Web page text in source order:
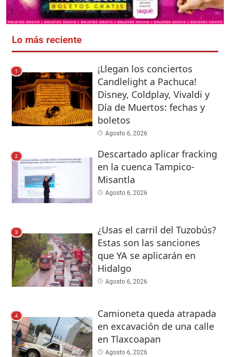
Lo más reciente
1
¡Llegan los conciertos
Candlelight a Pachuca!
Disney, Coldplay, Vivaldi y
Día de Muertos: fechas y
boletos
Agosto 6, 2026
2
Descartado aplicar fracking
en la cuenca Tampico-
Misantla
Agosto 6, 2026
3
¿Usas el carril del Tuzobús?
Estas son las sanciones
que YA se aplicarán en
Hidalgo
Agosto 6, 2026
4
Camioneta queda atrapada
en excavación de una calle
en Tlaxcoapan
Agosto 6, 2026